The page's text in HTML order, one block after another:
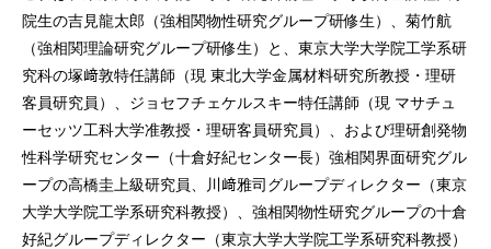
院生の吉見龍太郎（強相関物性研究グループ研修生）、菊竹航
（強相関理論研究グループ研修生）と、東京大学大学院工学系研
究科の塚﨑敦特任講師（現 東北大学金属材料研究所教授・理研
客員研究員）、ジョセフチェケルスキー特任講師（現 マサチュ
ーセッツ工科大学准教授・理研客員研究員）、および理研創発物
性科学研究センター（十倉好紀センター長）強相関界面研究グル
ープの高橋圭上級研究員、川﨑雅司グループディレクター（東京
大学大学院工学系研究科教授）、強相関物性研究グループの十倉
好紀グループディレクター（東京大学大学院工学系研究科教授）